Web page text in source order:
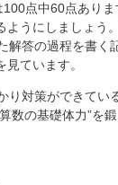
点中60点あり
うにしましょう。
解答の過程を書く
ています。
対策ができてい
数の基礎体力”を